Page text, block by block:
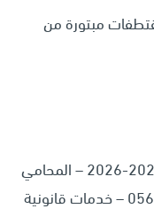
مبتورة من
كما و استخدم أشهر محامي في جدة 2025-2026 – المحامي
مؤيد آل إسحاق. رقم تليفون:0560077289 – خدمات قانونية